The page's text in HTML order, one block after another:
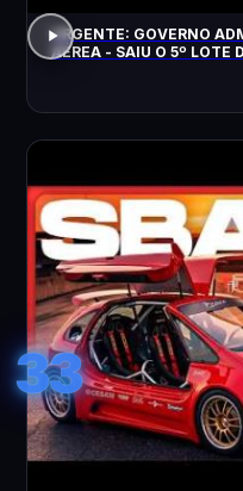
URGENTE: GOVERNO
AÉREA - SAIU O 5º LOTE
33